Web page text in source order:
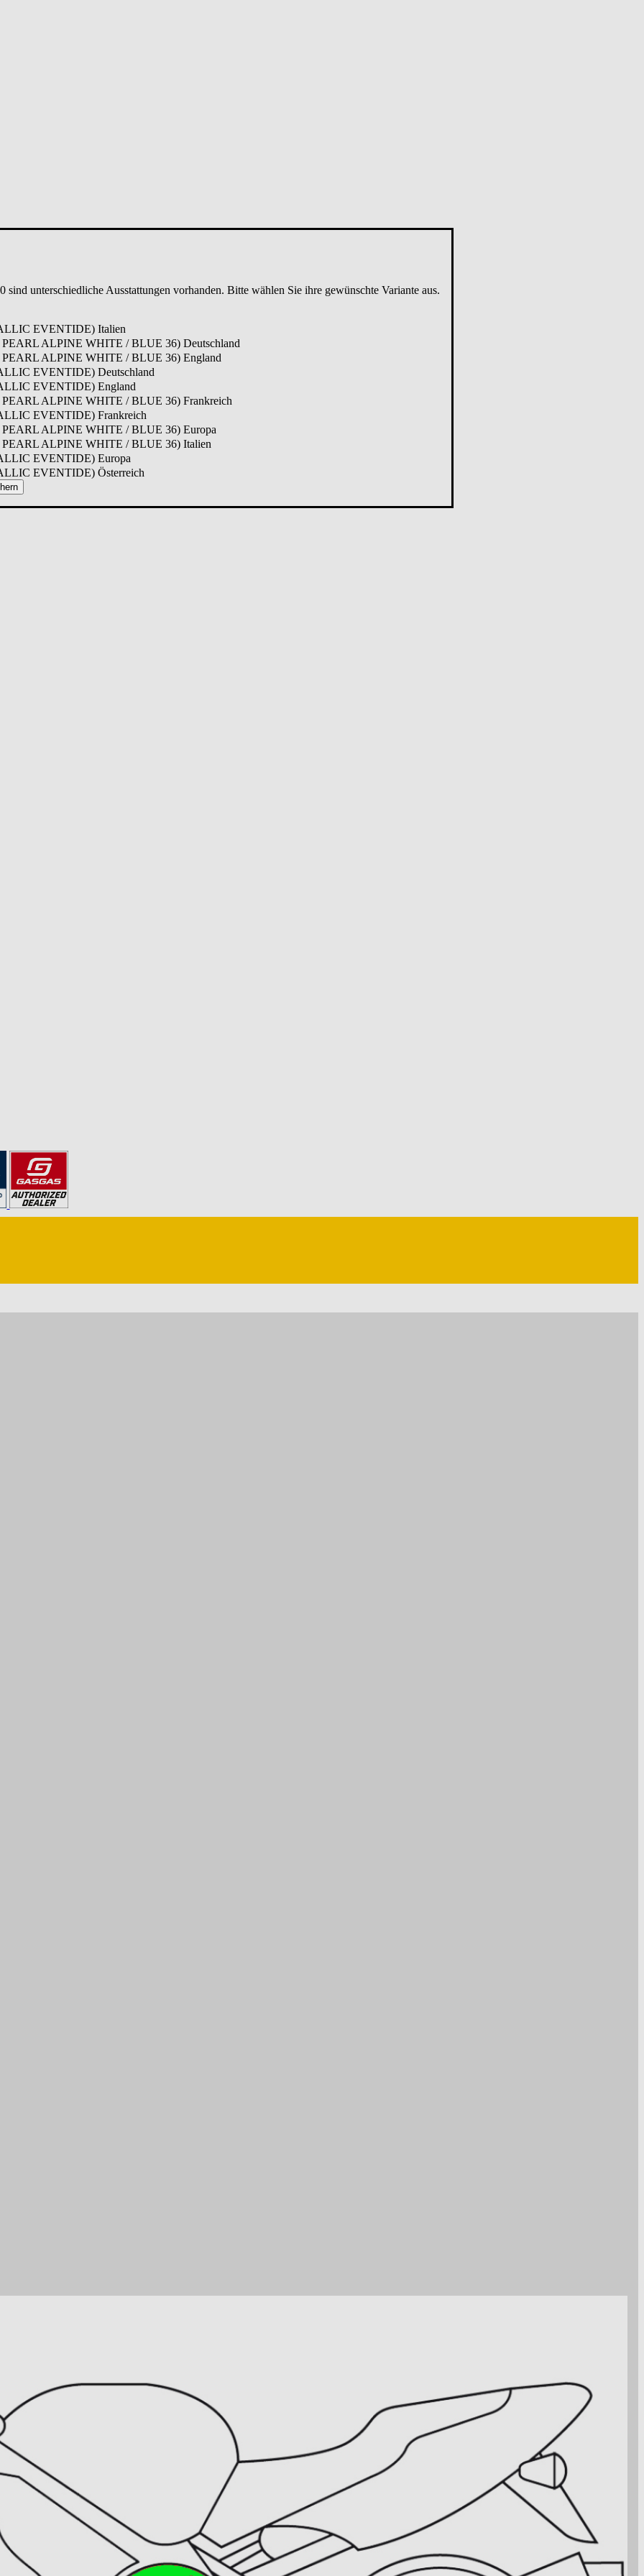
sind unterschiedliche Ausstattungen vorhanden. Bitte wählen Sie ihre gewünschte Variante aus.
EVENTIDE) Italien
ALPINE WHITE / BLUE 36) Deutschland
ALPINE WHITE / BLUE 36) England
EVENTIDE) Deutschland
EVENTIDE) England
ALPINE WHITE / BLUE 36) Frankreich
EVENTIDE) Frankreich
ALPINE WHITE / BLUE 36) Europa
ALPINE WHITE / BLUE 36) Italien
EVENTIDE) Europa
EVENTIDE) Österreich